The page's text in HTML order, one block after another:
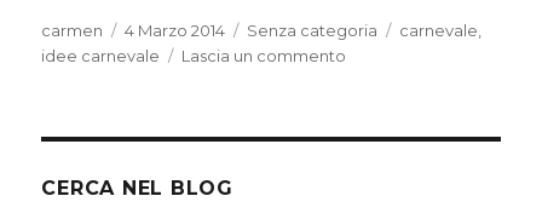
Autore
carmen
Pubblicato
il
4 Marzo 2014 Categorie
Senza categoria Tag
carnevale
idee carnevale
Lascia un commento
CERCA NEL BLOG